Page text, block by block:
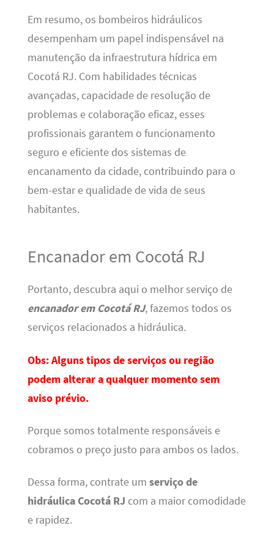
Em resumo, os bombeiros hidráulicos
desempenham um papel indispensável na
manutenção da infraestrutura hídrica em
Cocotá RJ. Com habilidades técnicas
avançadas, capacidade de resolução de
problemas e colaboração eficaz, esses
profissionais garantem o funcionamento
seguro e eficiente dos sistemas de
encanamento da cidade, contribuindo para o
bem-estar e qualidade de vida de seus
habitantes.
Encanador em Cocotá RJ
Portanto, descubra aqui o melhor serviço de
encanador em Cocotá RJ, fazemos todos os
serviços relacionados a hidráulica.
Obs: Alguns tipos de serviços ou região
podem alterar a qualquer momento sem
aviso prévio.
Porque somos totalmente responsáveis e
cobramos o preço justo para ambos os lados.
Dessa forma, contrate um serviço de
hidráulicaCocotá RJ com a maior comodidade
e rapidez.